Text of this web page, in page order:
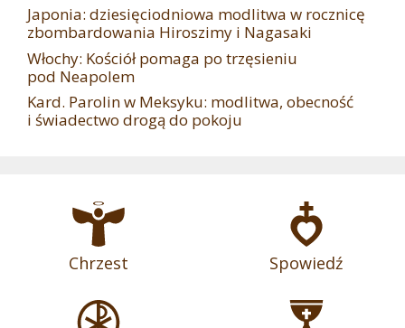
Japonia: dziesięciodniowa modlitwa w rocznicę
zbombardowania Hiroszimy i Nagasaki
Włochy: Kościół pomaga po trzęsieniu
pod Neapolem
Kard. Parolin w Meksyku: modlitwa, obecność
i świadectwo drogą do pokoju
Chrzest Spowiedź